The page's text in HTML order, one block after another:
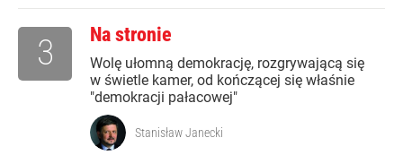
Na stronie
Wolę ułomną demokrację, rozgrywającą się
w świetle kamer, od kończącej się właśnie
"demokracji pałacowej"
3
Stanisław Janecki